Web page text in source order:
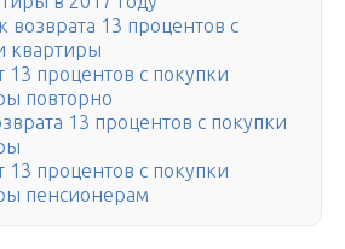
возврата 13 процентов с
квартиры
13 процентов с покупки
повторно
13 процентов с покупки
13 процентов с покупки
пенсионерам